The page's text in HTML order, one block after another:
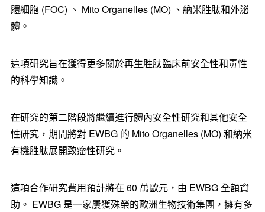
體細胞 (FOC) 、 Mito Organelles (MO) 、納米胜肽和外泌
體。
這項研究旨在獲得更多關於再生胜肽臨床前安全性和毒性
的科學知識。
在研究的第二階段將繼續進行體內安全性研究和其他安全
性研究，期間將對 EWBG 的 Mito Organelles (MO) 和納米
有機胜肽展開致瘤性研究。
這項合作研究費用預計將在 60 萬歐元，由 EWBG全額資
助。 EWBG 是一家屢獲殊榮的歐洲生物技術集團，擁有多